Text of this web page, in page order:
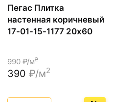
Пегас Плитка
настенная коричневый
17-01-15-1177 20х60
990₽/м2
390 ₽/м2